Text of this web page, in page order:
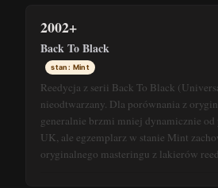
2002+
Back To Black
stan: Mint
Reedycja z serii Back To Black
nieodtwarzany. Dla porównania z
generalnie brzmi mniej dynamicznie od
UK, ale egzemplarz w stanie Mint
oryginalnego masteringu z lakierów